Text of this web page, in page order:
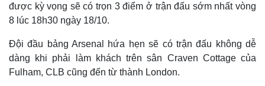
được kỳ vọng sẽ có trọn 3 điểm ở trận đấu sớm nhất vòng
8 lúc 18h30 ngày 18/10.
Đội đầu bảng Arsenal hứa hẹn sẽ có trận đấu không dễ
dàng khi phải làm khách trên sân Craven Cottage của
Fulham, CLB cũng đến từ thành London.